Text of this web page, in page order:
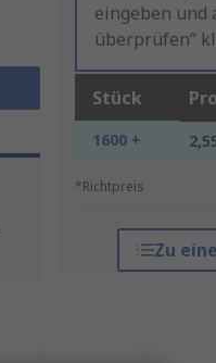
eingeben und
überprüfen“
Stück
1600 +
*Richtpreis
Zu